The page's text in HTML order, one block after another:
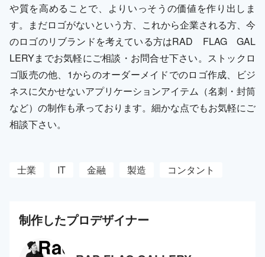
や質を高めることで、よりいっそうの価値を作り出しま
す。まだロゴがないという方、これから企業される方、今
のロゴのリブランドを考えている方はRAD FLAG GAL
LERYまでお気軽にご相談・お問合せ下さい。ストックロ
ゴ販売の他、1からのオーダーメイドでのロゴ作成、ビジ
ネスに欠かせないアプリケーションアイテム（名刺・封筒
など）の制作も承っております。細かな点でもお気軽にご
相談下さい。
士業 IT 金融 製造 コンタント
制作したプロデザイナー